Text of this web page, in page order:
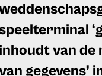
van de
gegevens’